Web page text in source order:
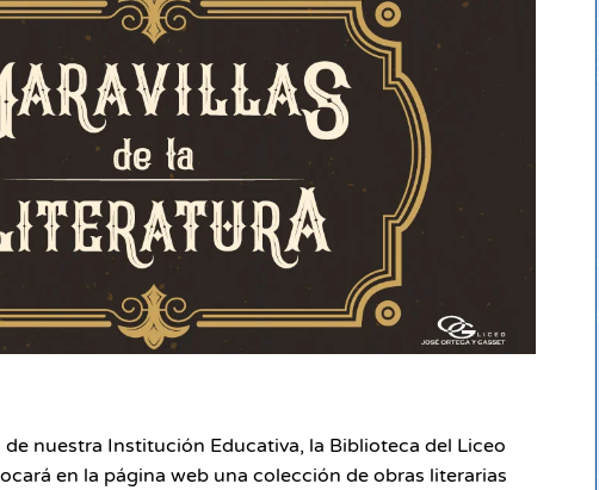
de nuestra Institución Educativa, la Biblioteca del Liceo
en la página web una colección de obras literarias